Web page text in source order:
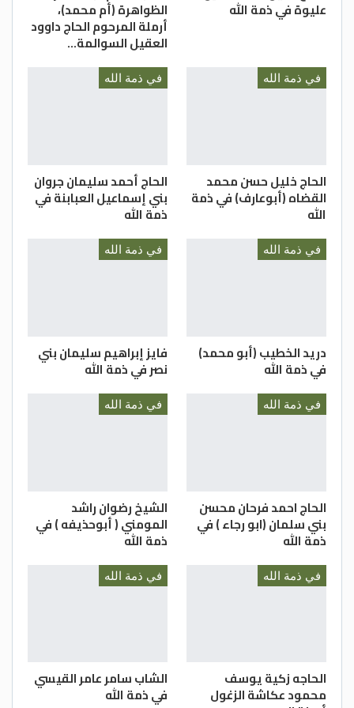
إنا لله وإنا إليه راجعونْ
عليوة في ذمة الله الظواهرة (أم محمد)،
أرملة المرحوم الحاج داوود
العقيل السوالمة…
في ذمة الله
الحاج خليل حسن محمد
القضاه (أبوعارف) في ذمة
الله
في ذمة الله
الحاج أحمد سليمان جروان
بني إسماعيل العبابنة في
ذمة الله
في ذمة الله
دريد الخطيب (أبو محمد)
في ذمة الله
في ذمة الله
فايز إبراهيم سليمان بني
نصر في ذمة الله
في ذمة الله
الحاج احمد فرحان محسن
بني سلمان (ابو رجاء ) في
ذمة الله
في ذمة الله
الشيخ رضوان راشد
المومني ( أبوحذيفه ) في
ذمة الله
في ذمة الله
الحاجه زكية يوسف
محمود عكاشة الزغول
في ذمة الله
الشاب سامر عامر القيسي
في ذمة الله